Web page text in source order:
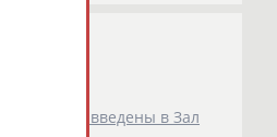
будут введены в Зал